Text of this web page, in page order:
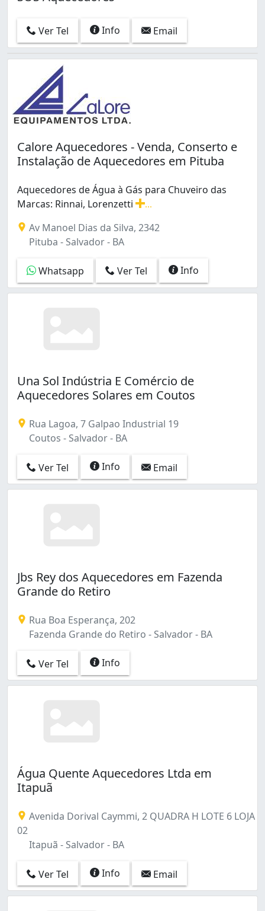
Ver Tel Info Email
Calore Aquecedores - Venda, Conserto e
Instalação de Aquecedores em Pituba
Aquecedores de Água à Gás para Chuveiro das
Marcas: Rinnai, Lorenzetti
Av Manoel Dias da Silva, 2342
Pituba - Salvador - BA
Whatsapp Ver Tel Info
Una Sol Indústria E Comércio de
Aquecedores Solares em Coutos
Rua Lagoa, 7 Galpao Industrial 19
Coutos - Salvador - BA
Ver Tel Info Email
Jbs Rey dos Aquecedores em Fazenda
Grande do Retiro
Rua Boa Esperança, 202
Fazenda Grande do Retiro - Salvador - BA
Ver Tel Info
Água Quente Aquecedores Ltda em
Itapuã
Avenida Dorival Caymmi, 2 QUADRA H LOTE 6 LOJA
02
Itapuã - Salvador - BA
Ver Tel Info Email